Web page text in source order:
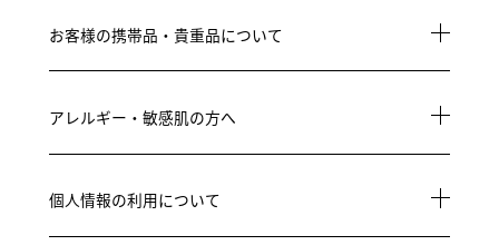
お客様の携帯品・貴重品について
アレルギー・敏感肌の方へ
個人情報の利用について